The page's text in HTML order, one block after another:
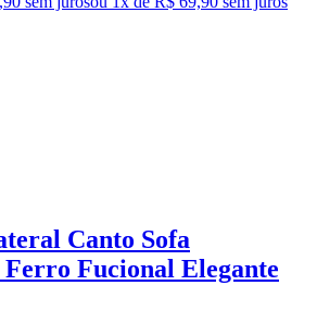
Canto Sofa
Ferro Fucional Elegante